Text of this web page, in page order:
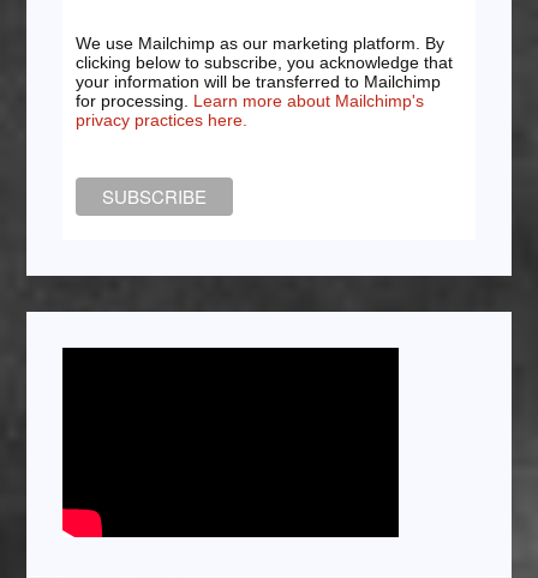
We use Mailchimp as our marketing platform. By
clicking below to subscribe, you acknowledge that
your information will be transferred to Mailchimp
for processing. Learn more about Mailchimp's
privacy practices here.